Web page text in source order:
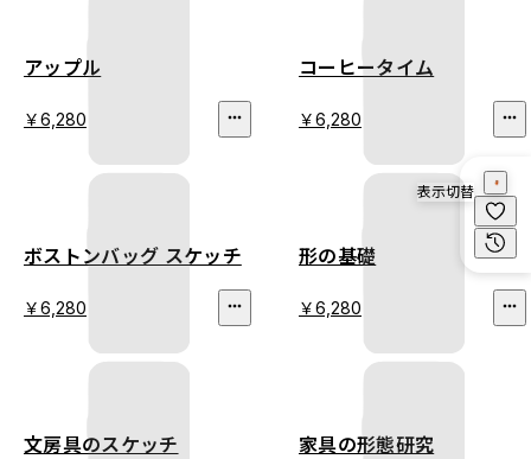
アップル
￥6,280
コーヒータイム
￥6,280
ボストンバッグ スケッチ
￥6,280
形の基礎
￥6,280
文房具のスケッチ 家具の形態研究
表示切替